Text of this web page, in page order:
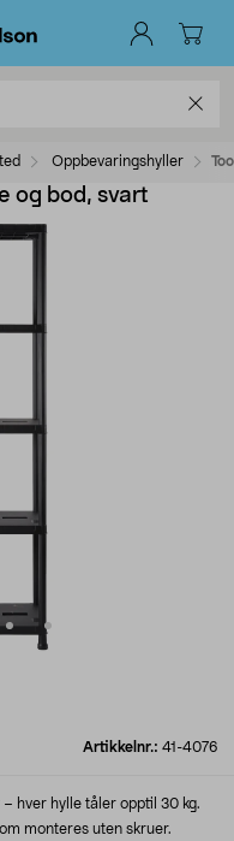
Oppbevaringshyller
og bod, svart
Artikkelnr.: 41-4076
hver hylle tåler opptil 30 kg.
monteres uten skruer.